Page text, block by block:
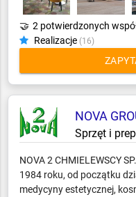
🤝 2 potwierdzonych
Realizacje (16)
NOVA
Sprzęt i
NOVA 2 CHMIELEWSCY
1984 roku, od początku
medycyny estetycznej,